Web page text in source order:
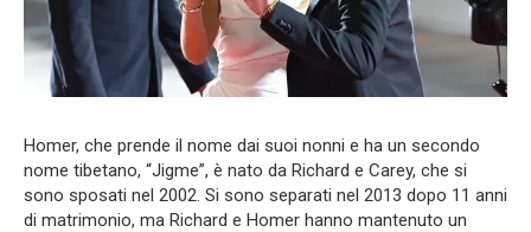
Homer, che prende il nome dai suoi nonni e ha un secondo
nome tibetano, “Jigme”, è nato da Richard e Carey, che si
sono sposati nel 2002. Si sono separati nel 2013 dopo 11 anni
di matrimonio, ma Richard e Homer hanno mantenuto un